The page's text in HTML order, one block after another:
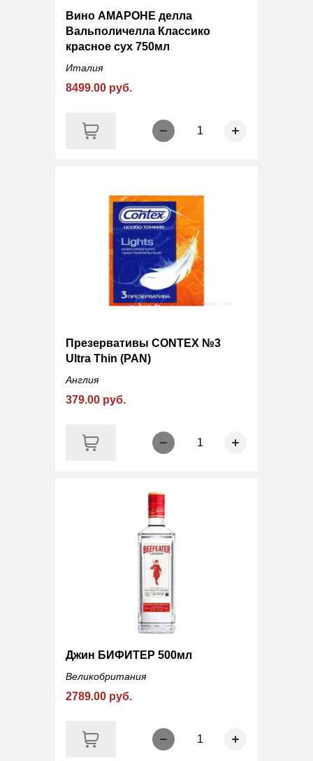
Вино АМАРОНЕ делла
Вальполичелла Классико
красное сух 750мл
Италия
8499.00 руб.
1
Презервативы CONTEX №3
Ultra Thin (PAN)
Англия
379.00 руб.
1
Джин БИФИТЕР 500мл
Великобритания
2789.00 руб.
1